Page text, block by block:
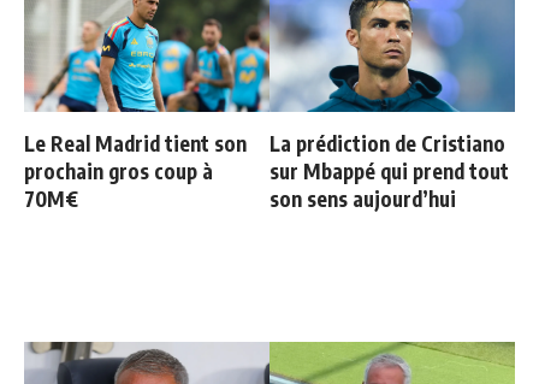
Le Real Madrid tient son
prochain gros coup à
70M€
La prédiction de Cristiano
sur Mbappé qui prend tout
son sens aujourd’hui